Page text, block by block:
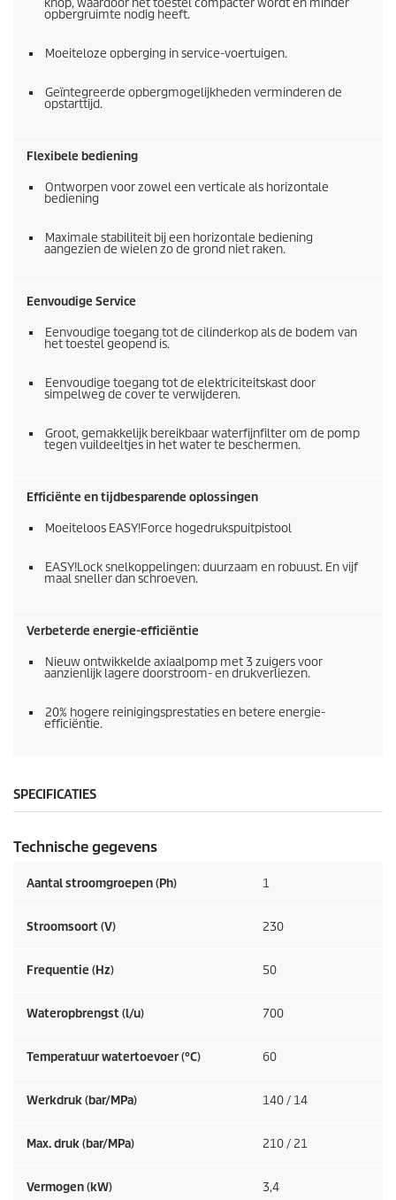
knop, waardoor het toestel compacter wordt en minder
opbergruimte nodig heeft.
Moeiteloze opberging in service-voertuigen.
Geïntegreerde opbergmogelijkheden verminderen de
opstarttijd.
Flexibele bediening
Ontworpen voor zowel een verticale als horizontale
bediening
Maximale stabiliteit bij een horizontale bediening
aangezien de wielen zo de grond niet raken.
Eenvoudige Service
Eenvoudige toegang tot de cilinderkop als de bodem van
het toestel geopend is.
Eenvoudige toegang tot de elektriciteitskast door
simpelweg de cover te verwijderen.
Groot, gemakkelijk bereikbaar waterfijnfilter om de pomp
tegen vuildeeltjes in het water te beschermen.
Efficiënte en tijdbesparende oplossingen
Moeiteloos EASY!Force hogedrukspuitpistool
EASY!Locksnelkoppelingen: duurzaam en robuust. En vijf
maal sneller dan schroeven.
Verbeterde energie-efficiëntie
Nieuw ontwikkelde axiaalpomp met 3 zuigers voor
aanzienlijk lagere doorstroom- en drukverliezen.
20% hogere reinigingsprestaties en betere energie-
efficiëntie.
SPECIFICATIES
Technische gegevens
Aantal stroomgroepen (Ph) 1
Stroomsoort (V) 230
Frequentie (Hz) 50
Wateropbrengst (l/u) 700
Temperatuur watertoevoer (°C) 60
Werkdruk (bar/MPa) 140 / 14
Max. druk (bar/MPa) 210 / 21
Vermogen (kW) 3,4